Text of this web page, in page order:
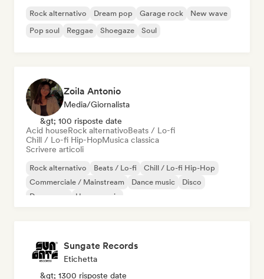
Rock alternativo Dream pop Garage rock
New wave
Pop soul
Reggae Shoegaze Soul
Zoila Antonio
Media/Giornalista
&gt; 100 risposte date
Acid houseRock alternativoBeats / Lo-fi
Chill / Lo-fi Hip-HopMusica classica
Scrivere articoli
Rock alternativo Beats / Lo-fi
Chill / Lo-fi Hip-Hop
Commerciale / Mainstream
Dance music
Disco
Dream pop
House music
Sungate Records
Etichetta
&gt; 1300 risposte date